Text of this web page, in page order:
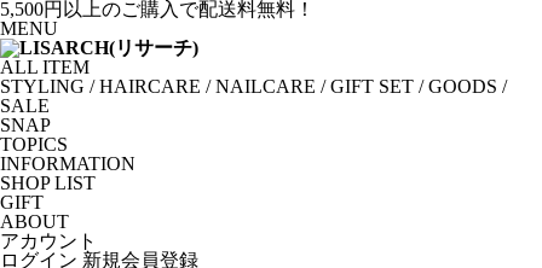
5,500円以上のご購入で配送料無料！
MENU
ALL ITEM
STYLING /HAIRCARE /NAILCARE /GIFT SET /GOODS /
SALE
SNAP
TOPICS
INFORMATION
SHOP LIST
GIFT
ABOUT
アカウント
ログイン 新規会員登録